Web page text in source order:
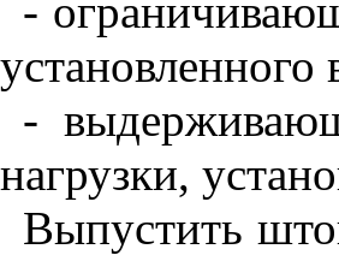
-
установленного
-
нагрузки,
Выпустить